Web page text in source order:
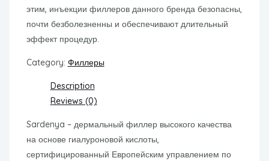
этим, инъекции филлеров данного бренда безопасны,
почти безболезненны и обеспечивают длительный
эффект процедур.
Category: Филлеры
Description
Reviews (0)
Sardenya – дермальный филлер высокого качества
на основе гиалуроновой кислоты,
сертифицированный Европейским управлением по